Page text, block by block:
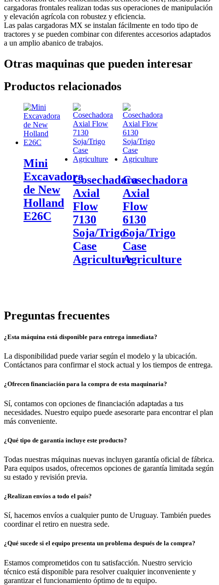
cargadoras frontales realizan todas sus operaciones de manipulación
y elevación agrícola con robustez y eficiencia.
Las palas cargadoras MX se instalan fácilmente en todo tipo de
tractores y se pueden combinar con diferentes accesorios adaptados
a un amplio abanico de trabajos.
Otras maquinas que pueden interesar
Productos relacionados
Mini
Excavadora
de New
Holland
E26C
Cosechadora
Axial
Flow
7130
Soja/Trigo
Case
Agriculture
Cosechadora
Axial
Flow
6130
Soja/Trigo
Case
Agriculture
Preguntas frecuentes
¿Esta máquina está disponible para entrega inmediata?
La disponibilidad puede variar según el modelo y la ubicación.
Contáctanos para confirmar el stock actual y los tiempos de entrega.
¿Ofrecen financiación para la compra de esta maquinaria?
Sí, contamos con opciones de financiación adaptadas a tus
necesidades. Nuestro equipo puede asesorarte para encontrar el plan
más conveniente.
¿Qué tipo de garantía incluye este producto?
Todas nuestras máquinas nuevas incluyen garantía oficial de fábrica.
Para equipos usados, ofrecemos opciones de garantía limitada según
su estado y revisión previa.
¿Realizan envíos a todo el país?
Sí, hacemos envíos a cualquier punto de Uruguay. También puedes
coordinar el retiro en nuestra sede.
¿Qué sucede si el equipo presenta un problema después de la compra?
Estamos comprometidos con tu satisfacción. Nuestro servicio
técnico está disponible para resolver cualquier inconveniente y
garantizar el funcionamiento óptimo de tu equipo.